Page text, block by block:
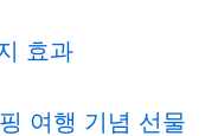
효과
여행 기념 선물